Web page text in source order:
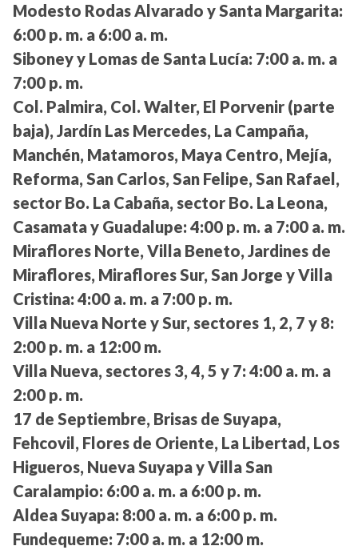
Modesto Rodas Alvarado y Santa Margarita:
6:00 p. m. a 6:00 a. m.
Siboney y Lomas de Santa Lucía: 7:00 a. m. a
7:00 p. m.
Col. Palmira, Col. Walter, El Porvenir (parte
baja), Jardín Las Mercedes, La Campaña,
Manchén, Matamoros, Maya Centro, Mejía,
Reforma, San Carlos, San Felipe, San Rafael,
sector Bo. La Cabaña, sector Bo. La Leona,
Casamata y Guadalupe: 4:00 p. m. a 7:00 a. m.
Miraflores Norte, Villa Beneto, Jardines de
Miraflores, Miraflores Sur, San Jorge y Villa
Cristina: 4:00 a. m. a 7:00 p. m.
Villa Nueva Norte y Sur, sectores 1, 2, 7 y 8:
2:00 p. m. a 12:00 m.
Villa Nueva, sectores 3, 4, 5 y 7: 4:00 a. m. a
2:00 p. m.
17 de Septiembre, Brisas de Suyapa,
Fehcovil, Flores de Oriente, La Libertad, Los
Higueros, Nueva Suyapa y Villa San
Caralampio: 6:00 a. m. a 6:00 p. m.
Aldea Suyapa: 8:00 a. m. a 6:00 p. m.
Fundequeme: 7:00 a. m. a 12:00 m.